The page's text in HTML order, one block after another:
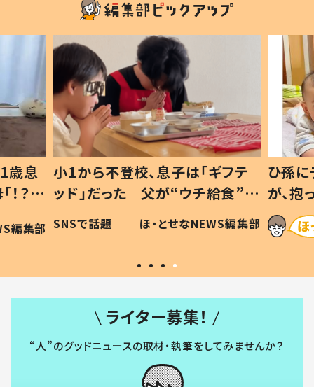
歳息
？」
編集部
小1から不登校、息子は「ギフテ
ッド」だった 父が“ウチ給食”を
作り続ける理由とは #令和の親
#令和の子
SNSで話題 ほ・とせなNEWS編集部
ひ孫
が、
「涙が
い」
ライター募集！
“人”のグッドニュースの取材・執筆をしてみませんか？